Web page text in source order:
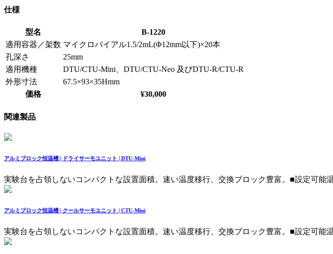
仕様
型名
B-1220
適用容器／架数 マイクロバイアル1.5/2mL(Φ12mm以下)×20本
孔深さ
25mm
適用機種
DTU/CTU-Mini、DTU/CTU-Neo 及びDTU-R/CTU-R
外形寸法
67.5×93×35Hmm
価格
¥30,000
関連製品
アルミブロック恒温槽 | ドライサーモユニット | DTU-Mini
実験台を占領しないコンパクトな設置面積。速い温度移行、交換ブロック豊富。 ■設定可能
アルミブロック恒温槽 | クールサーモユニット | CTU-Mini
実験台を占領しないコンパクトな設置面積。速い温度移行、交換ブロック豊富。 ■設定可能